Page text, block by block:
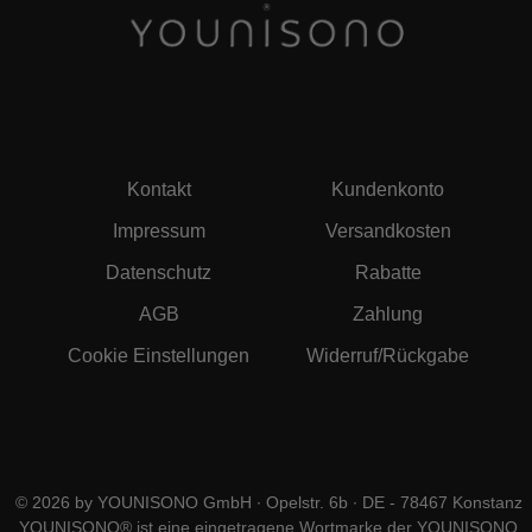
Kontakt
Impressum
Datenschutz
AGB
Cookie Einstellungen
Kundenkonto
Versandkosten
Rabatte
Zahlung
Widerruf/Rückgabe
© 2026 by YOUNISONO GmbH ∙ Opelstr. 6b ∙ DE - 78467 Konstanz
YOUNISONO® ist eine eingetragene Wortmarke der YOUNISONO